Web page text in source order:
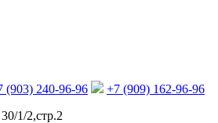
(903) 240-96-96
+7 (909) 162-96-96
1/2,стр.2